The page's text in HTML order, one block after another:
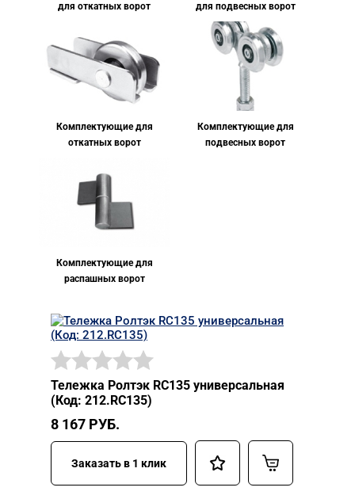
для откатных ворот
для подвесных ворот
Комплектующие для
откатных ворот
Комплектующие для
подвесных ворот
Комплектующие для
распашных ворот
Тележка Ролтэк RC135 универсальная
(Код: 212.RC135)
8 167 РУБ.
Заказать в 1 клик